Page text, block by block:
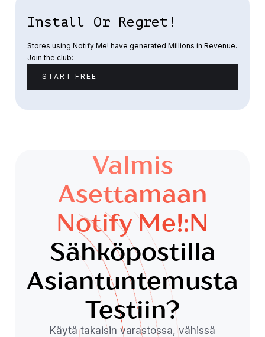
Install Or Regret!
Stores using Notify Me! have generated Millions in Revenue.
Join the club:
START FREE
Valmis
Asettamaan
Notify Me!:n
Sähköpostilla
Asiantuntemusta
Testiin?
Käytä takaisin varastossa, vähissä